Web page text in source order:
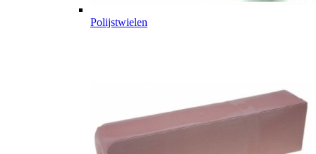
Polijstwielen